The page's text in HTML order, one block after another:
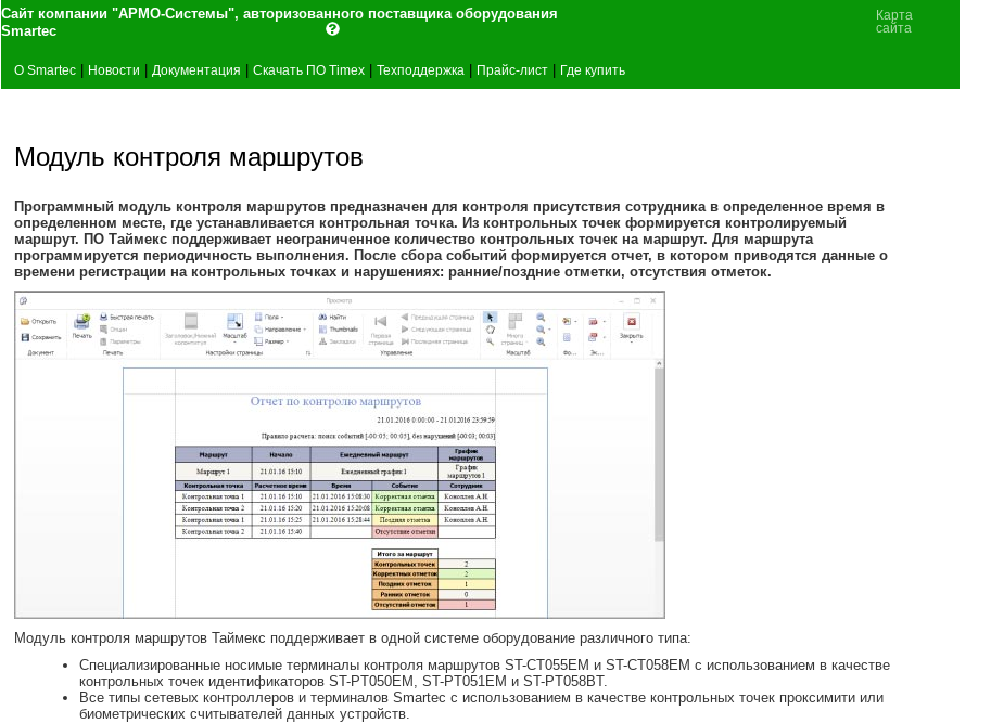
Сайт компании "АРМО-Системы", авторизованного поставщика оборудования
Smartec
Карта
сайта
О Smartec Новости Документация Скачать ПО Timex Техподдержка Прайс-лист Где купить
Модуль контроля маршрутов
Программный модуль контроля маршрутов предназначен для контроля присутствия сотрудника в определенное время в
определенном месте, где устанавливается контрольная точка. Из контрольных точек формируется контролируемый
маршрут. ПО Таймекс поддерживает неограниченное количество контрольных точек на маршрут. Для маршрута
программируется периодичность выполнения. После сбора событий формируется отчет, в котором приводятся данные о
времени регистрации на контрольных точках и нарушениях: ранние/поздние отметки, отсутствия отметок.
Модуль контроля маршрутов Таймекс поддерживает в одной системе оборудование различного типа:
Специализированные носимые терминалы контроля маршрутов ST-CT055EM и ST-CT058EM с использованием в качестве
контрольных точек идентификаторов ST-PT050EM, ST-PT051EM и ST-PT058BT.
Все типы сетевых контроллеров и терминалов Smartec с использованием в качестве контрольных точек проксимити или
биометрических считывателей данных устройств.